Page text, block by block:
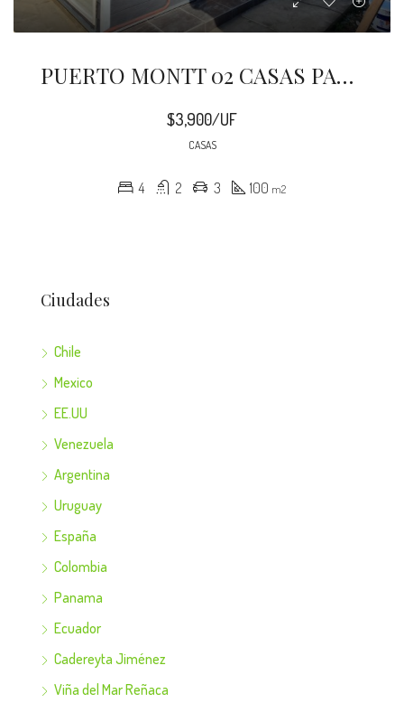
PUERTO MONTT 02 CASAS PARQUE FUNDADORES
$3,900/UF
CASAS
4 2 3 100 m2
Ciudades
Chile
Mexico
EE.UU
Venezuela
Argentina
Uruguay
España
Colombia
Panama
Ecuador
Cadereyta Jiménez
Viña del Mar Reñaca